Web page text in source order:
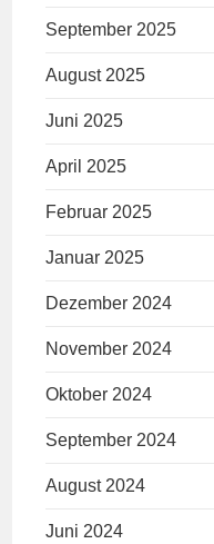
September 2025
August 2025
Juni 2025
April 2025
Februar 2025
Januar 2025
Dezember 2024
November 2024
Oktober 2024
September 2024
August 2024
Juni 2024